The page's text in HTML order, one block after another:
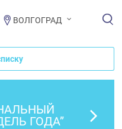
ВОЛГОГРАД
ГОДА”